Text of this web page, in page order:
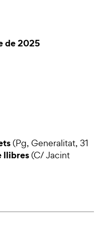
de 2025
(Pg, Generalitat, 31
llibres(C/ Jacint